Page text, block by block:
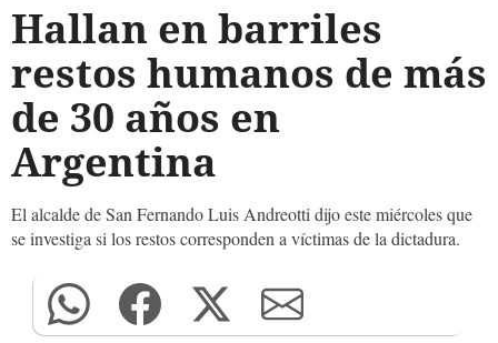
Hallan en barriles
restos humanos de más
de 30 años en
Argentina
El alcalde de San Fernando Luis Andreotti dijo este miércoles que
se investiga si los restos corresponden a víctimas de la dictadura.